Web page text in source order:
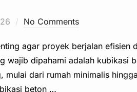
No Comments
agar proyek berjalan efisien
wajib dipahami adalah kubikasi
mulai dari rumah minimalis hingga
beton …